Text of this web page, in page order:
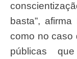
basta”,
como no caso
públicas